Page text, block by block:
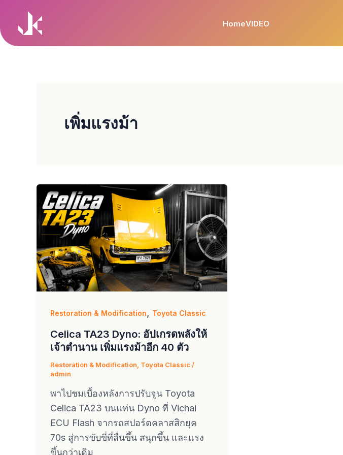
content
HomeVIDEO
เพิ่มแรงม้า
Restoration & Modification Toyota Classic
Celica TA23 Dyno: อัปเกรดพลังให้
เจ้าตำนาน เพิ่มแรงม้าอีก 40 ตัว
Restoration & Modification Toyota Classic /
admin
พาไปชมเบื้องหลังการปรับจูน Toyota
Celica TA23 บนแท่น Dyno ที่ Vichai
ECU Flash จากรถสปอร์ตคลาสสิกยุค
70s สู่การขับขี่ที่ลื่นขึ้น สนุกขึ้น และแรง
ขึ้นกว่าเดิม